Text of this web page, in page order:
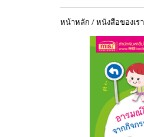
หน้าหลัก /หนังสือของเรา